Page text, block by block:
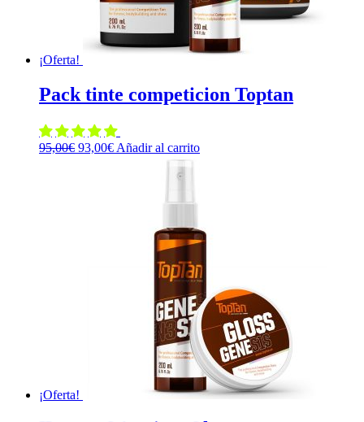
¡Oferta!
Pack tinte competicion Toptan
95,00€ El
93,00€ElAñadir al carrito
¡Oferta!